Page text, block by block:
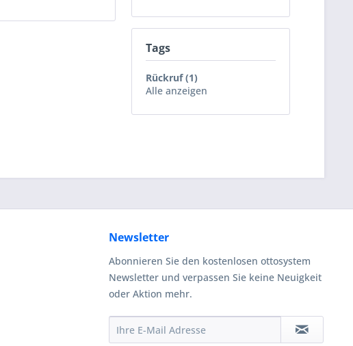
Tags
Rückruf (1)
Alle anzeigen
Newsletter
Abonnieren Sie den kostenlosen ottosystem
Newsletter und verpassen Sie keine Neuigkeit
oder Aktion mehr.